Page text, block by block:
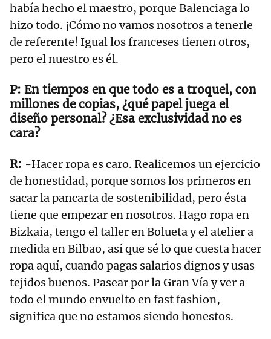
había hecho el maestro, porque Balenciaga lo
hizo todo. ¡Cómo no vamos nosotros a tenerle
de referente! Igual los franceses tienen otros,
pero el nuestro es él.
En tiempos en que todo es a troquel, con
millones de copias, ¿qué papel juega el
diseño personal? ¿Esa exclusividad no es
cara?
-Hacer ropa es caro. Realicemos un ejercicio
de honestidad, porque somos los primeros en
sacar la pancarta de sostenibilidad, pero ésta
tiene que empezar en nosotros. Hago ropa en
Bizkaia, tengo el taller en Bolueta y el atelier a
medida en Bilbao, así que sé lo que cuesta hacer
ropa aquí, cuando pagas salarios dignos y usas
tejidos buenos. Pasear por la Gran Vía y ver a
todo el mundo envuelto en fast fashion,
significa que no estamos siendo honestos.